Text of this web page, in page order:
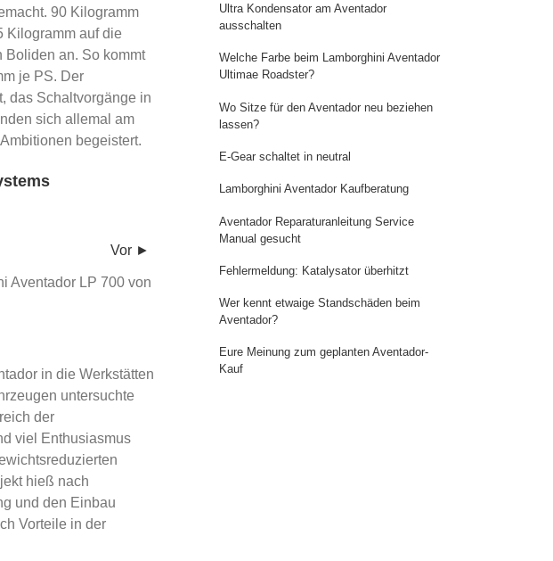
90 Kilogramm
Kilogramm auf die
Boliden an. So kommt
je PS. Der
das Schaltvorgänge in
sich allemal am
begeistert.
Vor ►
Aventador LP 700 von
in die Werkstätten
untersuchte
der
viel Enthusiasmus
hieß nach
und den Einbau
Vorteile in der
Ultra Kondensator am Aventador
ausschalten
Welche Farbe beim Lamborghini Aventador
Ultimae Roadster?
Wo Sitze für den Aventador neu beziehen
lassen?
E-Gear schaltet in neutral
Lamborghini Aventador Kaufberatung
Aventador Reparaturanleitung Service
Manual gesucht
Fehlermeldung: Katalysator überhitzt
Wer kennt etwaige Standschäden beim
Aventador?
Eure Meinung zum geplanten Aventador-
Kauf